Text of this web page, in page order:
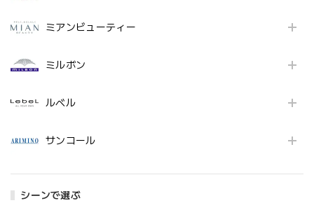
ミアンビューティー
ミルボン
ルベル
サンコール
シーンで選ぶ